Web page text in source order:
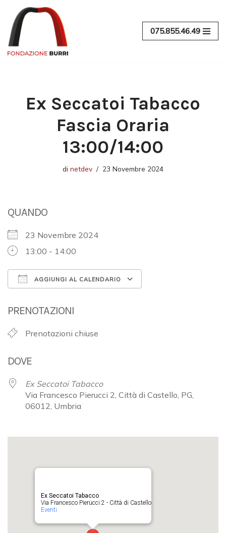
Vai
al
contenuto
075.855.46.49
Ex Seccatoi Tabacco
Fascia Oraria
13:00/14:00
di netdev 23 Novembre 2024
QUANDO
23 Novembre 2024
13:00 - 14:00
AGGIUNGI AL CALENDARIO
PRENOTAZIONI
Prenotazioni chiuse
DOVE
Ex Seccatoi Tabacco
Via Francesco Pierucci 2, Città di Castello, PG,
06012, Umbria
Ex Seccatoi Tabacco
Via Francesco Pierucci 2 - Città di Castello
Eventi